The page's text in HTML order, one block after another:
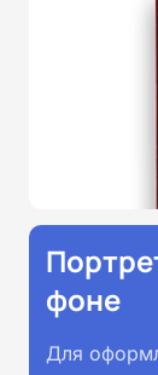
фоне
Для